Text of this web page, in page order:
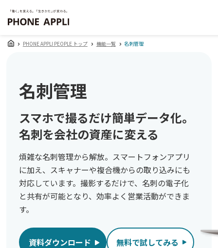
PHONE APPLI PEOPLE トップ 機能一覧 名刺管理
名刺管理
スマホで撮るだけ簡単データ化。
名刺を会社の資産に変える
煩雑な名刺管理から解放。スマートフォンアプリ
に加え、スキャナーや複合機からの取り込みにも
対応しています。撮影するだけで、名刺の電子化
と共有が可能となり、効率よく営業活動ができま
す。​
資料ダウンロード 無料で試してみる